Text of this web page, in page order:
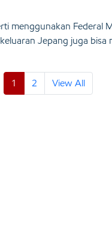
menggunakan Federal
Jepang juga
1 2 View All